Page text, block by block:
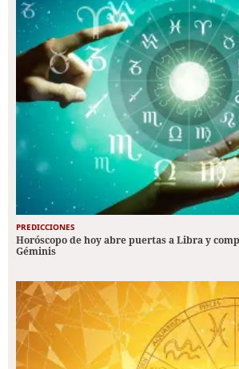
PREDICCIONES
Horóscopo de hoy abre puertas a Libra y
Géminis